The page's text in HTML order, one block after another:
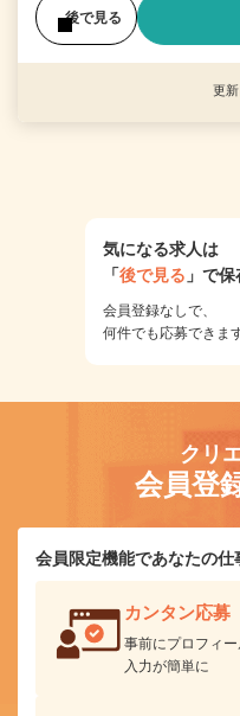
後で見る
更
気になる求人は
「後で見る 」で保
会員登録なしで、
何件でも応募できます
クリ
会員登
会員限定機能であなたの仕
カンタン応募
事前にプロフィ
入力が簡単に